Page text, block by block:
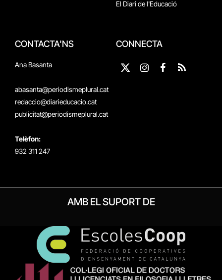
El Diari de l'Educació
CONTACTA'NS
Ana Basanta
abasanta@periodismeplural.cat
redaccio@diarieducacio.cat
publicitat@periodismeplural.cat
Telèfon:
932 311 247
CONNECTA
X
Instagram
Facebook
RSS
AMB EL SUPORT DE